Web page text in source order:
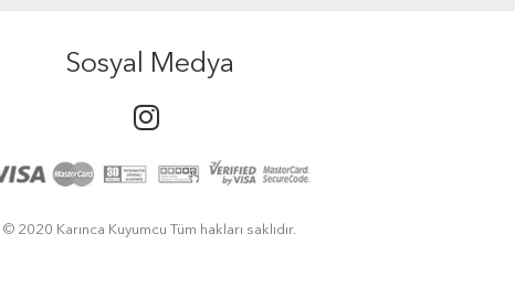
Sosyal Medya
© 2020 Karınca Kuyumcu Tüm hakları saklıdır.